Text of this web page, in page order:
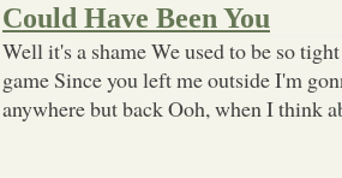
Could Have Been You
Well it's a shame We used to be so
game Since you left me outside I'm
anywhere but back Ooh, when I think